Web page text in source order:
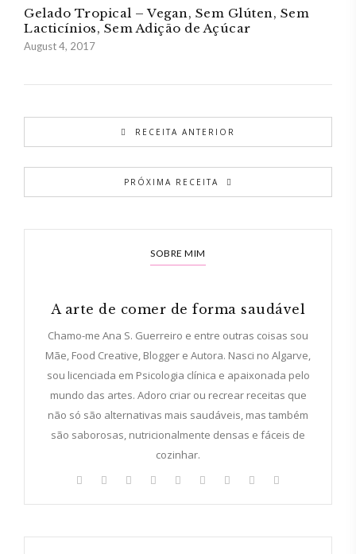
Gelado Tropical – Vegan, Sem Glúten, Sem
Lacticínios, Sem Adição de Açúcar
August 4, 2017
RECEITA ANTERIOR
PRÓXIMA RECEITA
SOBRE MIM
A arte de comer de forma saudável
Chamo-me Ana S. Guerreiro e entre outras coisas sou
Mãe, Food Creative, Blogger e Autora. Nasci no Algarve,
sou licenciada em Psicologia clínica e apaixonada pelo
mundo das artes. Adoro criar ou recrear receitas que
não só são alternativas mais saudáveis, mas também
são saborosas, nutricionalmente densas e fáceis de
cozinhar.